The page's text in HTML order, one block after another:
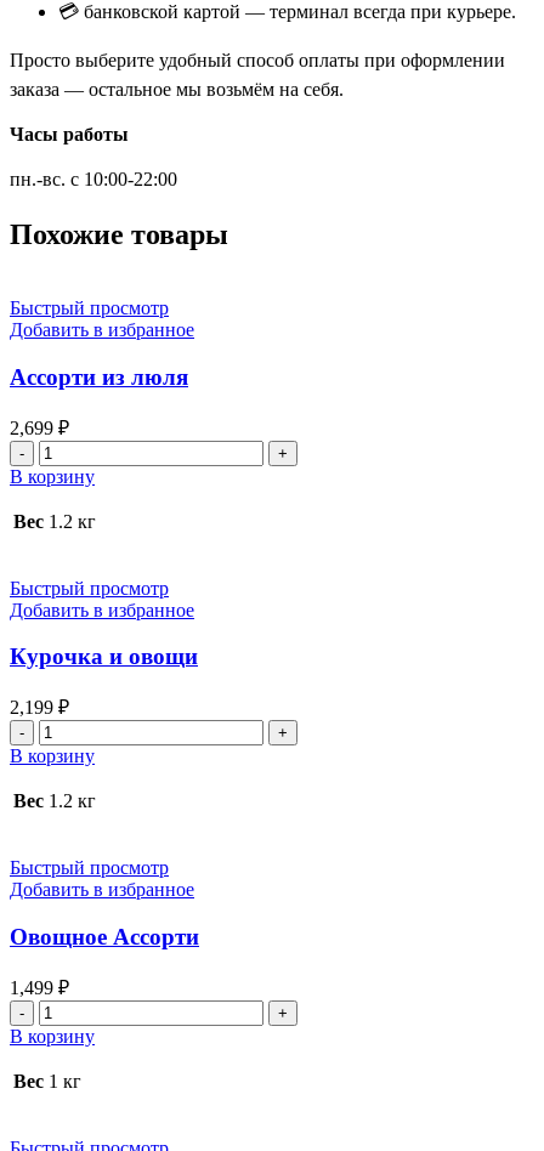
💳 банковской картой — терминал всегда при курьере.
Просто выберите удобный способ оплаты при оформлении
заказа — остальное мы возьмём на себя.
Часы работы
пн.-вс. с 10:00-22:00
Похожие товары
Быстрый просмотр
Добавить в избранное
Ассорти из люля
2,699 ₽
Количество
товара
Ассорти
из
В корзину
Вес 1.2 кг
Быстрый просмотр
Добавить в избранное
Курочка и овощи
2,199 ₽
Количество
товара
Курочка
и
В корзину
Вес 1.2 кг
Быстрый просмотр
Добавить в избранное
Овощное Ассорти
1,499 ₽
Количество
товара
Овощное
Ассорти
В корзину
Вес 1 кг